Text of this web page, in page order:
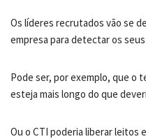
Os líderes recrutados vão se
empresa para detectar os
Pode ser, por exemplo, que o
esteja mais longo do que
Ou o CTI poderia liberar leitos